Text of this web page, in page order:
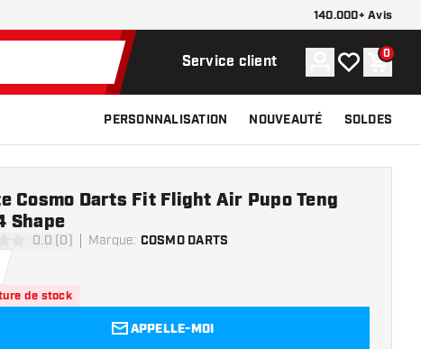
140.000+ Avis
Service client Compte
Ma liste de
Panier
0
PERSONNALISATION NOUVEAUTÉ SOLDES
de notation
0.0 (0) Marque: COSMO DARTS
Cosmo Darts Fit Flight Air Pupo Teng
Shape
de stock
APPELLE-MOI